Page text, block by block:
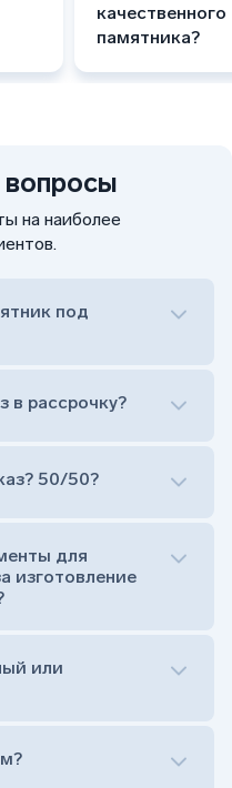
памятника?
на наиболее
под
который при помощи
стела)
могилки, бывает, что
(крестик или
портрет не рисовать)
в рассрочку?
50/50?
для
изготовление
или